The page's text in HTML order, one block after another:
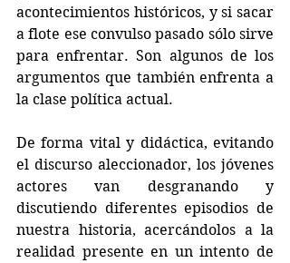
acontecimientos históricos, y si sacar
a flote ese convulso pasado sólo sirve
para enfrentar. Son algunos de los
argumentos que también enfrenta a
la clase política actual.
De forma vital y didáctica, evitando
el discurso aleccionador, los jóvenes
actores van desgranando y
discutiendo diferentes episodios de
nuestra historia, acercándolos a la
realidad presente en un intento de